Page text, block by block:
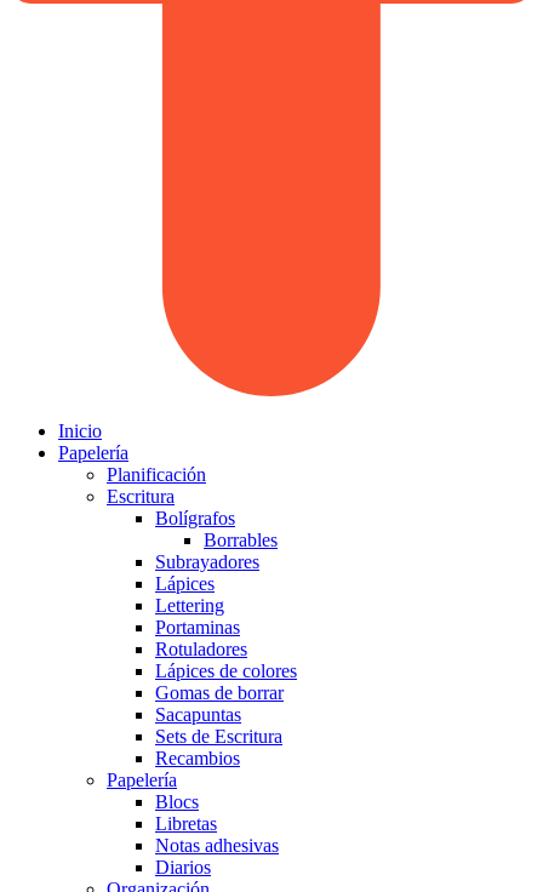
Inicio
Papelería
Planificación
Escritura
Bolígrafos
Borrables
Subrayadores
Lápices
Lettering
Portaminas
Rotuladores
Lápices de colores
Gomas de borrar
Sacapuntas
Sets de Escritura
Recambios
Papelería
Blocs
Libretas
Notas adhesivas
Diarios